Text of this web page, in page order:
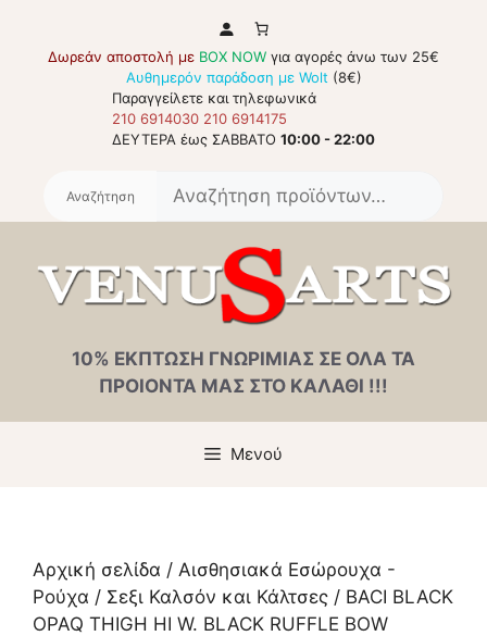
περιεχόμενο
Δωρεάν αποστολή με BOX NOW για αγορές άνω των 25€
Αυθημερόν παράδοση με Wolt (8€)
Παραγγείλετε και τηλεφωνικά
210 6914030 210 6914175
ΔΕΥΤΕΡΑ έως ΣΑΒΒΑΤΟ 10:00 - 22:00
10% ΕΚΠΤΩΣΗ ΓΝΩΡΙΜΙΑΣ ΣΕ ΟΛΑ ΤΑ
ΠΡΟΙΟΝΤΑ ΜΑΣ ΣΤΟ ΚΑΛΑΘΙ !!!
Μενού
Αρχική σελίδα / Αισθησιακά Εσώρουχα -
Ρούχα / Σεξι Καλσόν και Κάλτσες / BACI BLACK
OPAQ THIGH HI W. BLACK RUFFLE BOW